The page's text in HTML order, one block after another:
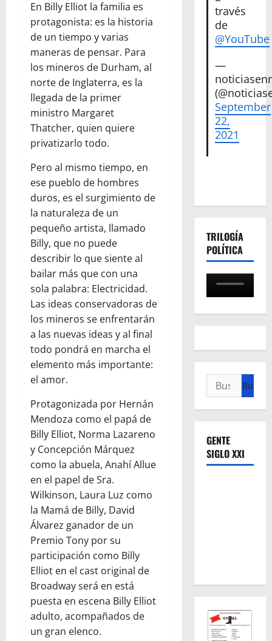
En Billy Elliot la familia es
protagonista: es la historia
de un tiempo y varias
maneras de pensar. Para
los mineros de Durham, al
norte de Inglaterra, es la
llegada de la primer
ministro Margaret
Thatcher, quien quiere
privatizarlo todo.
Pero al mismo tiempo, en
ese pueblo de hombres
duros, es el surgimiento de
la naturaleza de un
pequeño artista, llamado
Billy, que no puede
describir lo que siente al
bailar más que con una
sola palabra: Electricidad.
Las ideas conservadoras de
los mineros se enfrentarán
a las nuevas ideas y al final
todo pondrá en marcha el
elemento más importante:
el amor.
Protagonizada por Hernán
Mendoza como el papá de
Billy Elliot, Norma Lazareno
y Concepción Márquez
como la abuela, Anahí Allue
en el papel de Sra.
Wilkinson, Laura Luz como
la Mamá de Billy, David
Álvarez ganador de un
Premio Tony por su
participación como Billy
Elliot en el cast original de
Broadway será en está
puesta en escena Billy Elliot
adulto, acompañados de
un gran elenco.
través
de
@YouTube
—
September
22,
2021
TRILOGÍA
POLÍTICA
Buscar:
GENTE
SIGLO XXI